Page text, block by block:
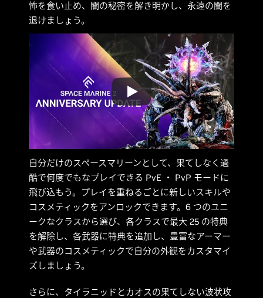
怖を食い止め、闇の秘密を解き明かし、永遠の闇を
退けましょう。
自分だけのスペースマリーンとして、果てしなく過
酷で何度でもなプレイできる PvE ・ PvP モードに
飛び込もう。プレイを重ねるごとに新しいスキルや
コスメティックをアンロックできます。6 つのユニ
ークなクラスから選び、各クラスで最大 25 の特典
を解除し、各武器に特典を追加し、豊富なアーマー
や武器のコスメティックで自分の外観をカスタマイ
ズしましょう。
さらに、タイラニッドとカオスの果てしない波状攻